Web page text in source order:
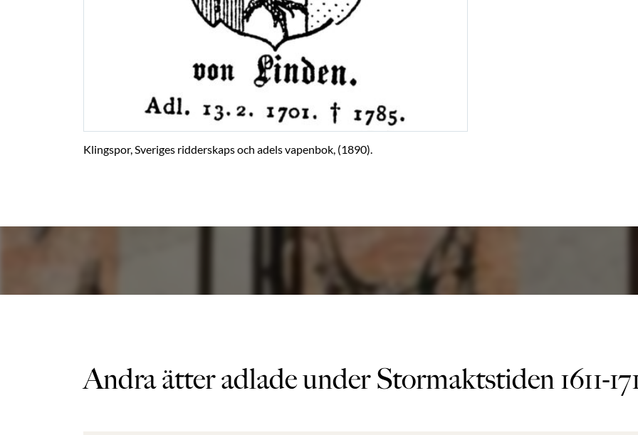
Klingspor, Sveriges ridderskaps och adels vapenbok, (1890).
Andra ätter adlade under Stormaktstiden 1611-